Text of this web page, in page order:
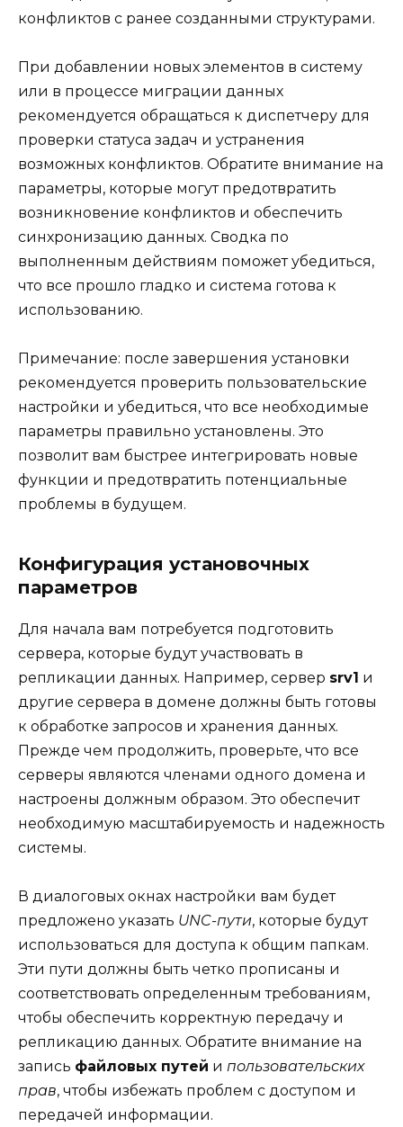
конфликтов с ранее созданными структурами.
При добавлении новых элементов в систему
или в процессе миграции данных
рекомендуется обращаться к диспетчеру для
проверки статуса задач и устранения
возможных конфликтов. Обратите внимание на
параметры, которые могут предотвратить
возникновение конфликтов и обеспечить
синхронизацию данных. Сводка по
выполненным действиям поможет убедиться,
что все прошло гладко и система готова к
использованию.
Примечание: после завершения установки
рекомендуется проверить пользовательские
настройки и убедиться, что все необходимые
параметры правильно установлены. Это
позволит вам быстрее интегрировать новые
функции и предотвратить потенциальные
проблемы в будущем.
Конфигурация установочных
параметров
Для начала вам потребуется подготовить
сервера, которые будут участвовать в
репликации данных. Например, сервер srv1 и
другие сервера в домене должны быть готовы
к обработке запросов и хранения данных.
Прежде чем продолжить, проверьте, что все
серверы являются членами одного домена и
настроены должным образом. Это обеспечит
необходимую масштабируемость и надежность
системы.
В диалоговых окнах настройки вам будет
предложено указать UNC-пути, которые будут
использоваться для доступа к общим папкам.
Эти пути должны быть четко прописаны и
соответствовать определенным требованиям,
чтобы обеспечить корректную передачу и
репликацию данных. Обратите внимание на
запись файловых путей и пользовательских
прав, чтобы избежать проблем с доступом и
передачей информации.